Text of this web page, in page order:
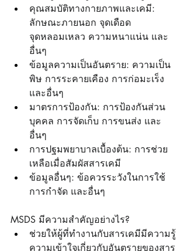
คุณสมบัติทางกายภาพและเคมี:
ลักษณะภายนอก จุดเดือด
จุดหลอมเหลว ความหนาแน่น และ
อื่นๆ
ข้อมูลความเป็นอันตราย: ความเป็น
พิษ การระคายเคือง การก่อมะเร็ง
และอื่นๆ
มาตรการป้องกัน: การป้องกันส่วน
บุคคล การจัดเก็บ การขนส่ง และ
อื่นๆ
การปฐมพยาบาลเบื้องต้น: การช่วย
เหลือเมื่อสัมผัสสารเคมี
ข้อมูลอื่นๆ: ข้อควรระวังในการใช้
การกำจัด และอื่นๆ
MSDS มีความสำคัญอย่างไร?
ช่วยให้ผู้ที่ทำงานกับสารเคมีมีความรู้
ความเข้าใจเกี่ยวกับอันตรายของสาร